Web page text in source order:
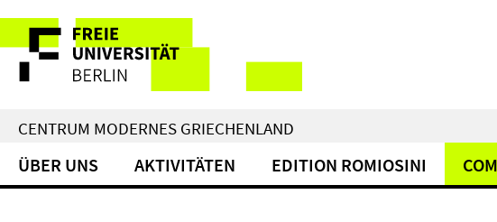
direkt
Inhalt
Service-
Navigation
CENTRUM MODERNES GRIECHENLAND
ÜBER UNS AKTIVITÄTEN EDITION ROMIOSINI